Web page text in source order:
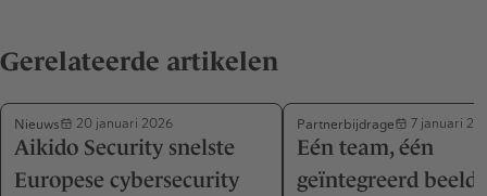
Gerelateerde artikelen
Nieuws 20 januari 2026
Aikido Security snelste
Europese cybersecurity
Partnerbijdrage 7 januari
Eén team, één
geïntegreerd beeld